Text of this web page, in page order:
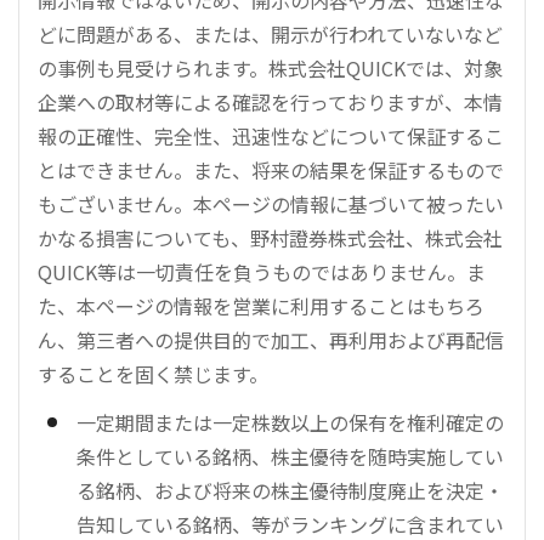
どに問題がある、または、開示が行われていないなど
の事例も見受けられます。株式会社QUICKでは、対象
企業への取材等による確認を行っておりますが、本情
報の正確性、完全性、迅速性などについて保証するこ
とはできません。また、将来の結果を保証するもので
もございません。本ページの情報に基づいて被ったい
かなる損害についても、野村證券株式会社、株式会社
QUICK等は一切責任を負うものではありません。ま
た、本ページの情報を営業に利用することはもちろ
ん、第三者への提供目的で加工、再利用および再配信
することを固く禁じます。
一定期間または一定株数以上の保有を権利確定の
条件としている銘柄、株主優待を随時実施してい
る銘柄、および将来の株主優待制度廃止を決定・
告知している銘柄、等がランキングに含まれてい